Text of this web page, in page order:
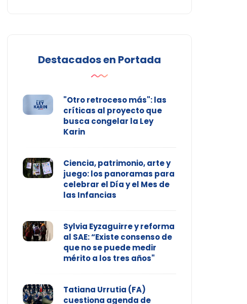
Destacados en Portada
"Otro retroceso más": las
críticas al proyecto que
busca congelar la Ley
Karin
Ciencia, patrimonio, arte y
juego: los panoramas para
celebrar el Día y el Mes de
las Infancias
Sylvia Eyzaguirre y reforma
al SAE: “Existe consenso de
que no se puede medir
mérito a los tres años"
Tatiana Urrutia (FA)
cuestiona agenda de